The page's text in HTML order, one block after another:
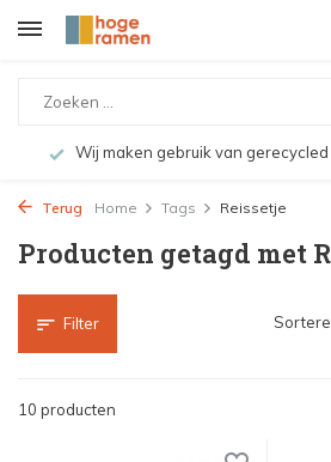
Wij maken gebruik van
Terug Home Tags Reissetje
Producten getagd met
Filter
10 producten